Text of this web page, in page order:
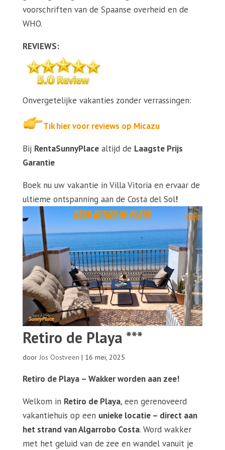
voorschriften van de Spaanse overheid en de
WHO.
REVIEWS:
Onvergetelijke vakanties zonder verrassingen:
Tik hier voor reviews op Micazu
Bij RentaSunnyPlacealtijd de Laagste Prijs
Garantie
Boek nu uw vakantie in Villa Vitoria en ervaar de
ultieme ontspanning aan de Costa del Sol!
Retiro de Playa ***
door Jos Oostveen | 16 mei, 2025
Retiro de Playa – Wakker worden aan zee!
Welkom in Retiro de Playa, een gerenoveerd
vakantiehuis op een unieke locatie – direct aan
het strand van Algarrobo Costa. Word wakker
met het geluid van de zee en wandel vanuit je